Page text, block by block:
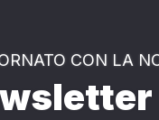
CON LA